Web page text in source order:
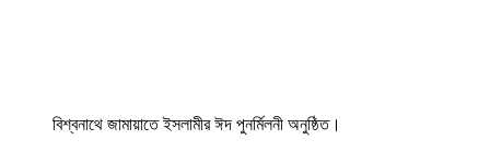
বিশ্বনাথে জামায়াতে ইসলামীর ঈদ পুনর্মিলনী অনুষ্ঠিত।